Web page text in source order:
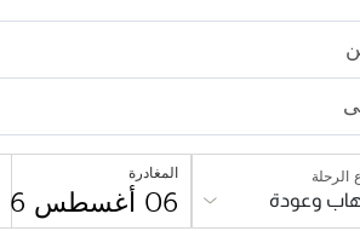
الرحلة
وعودة
المغادرة